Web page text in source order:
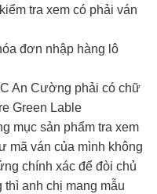
tra xem có phải ván
đơn nhập hàng lô
An Cường phải có chữ
Green Lable
mục sản phẩm tra xem
mã ván của mình không
chính xác để đòi chủ
anh chị mang mẫu